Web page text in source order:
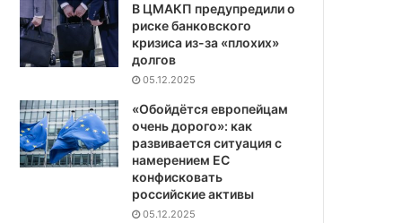
В ЦМАКП предупредили о
риске банковского
кризиса из-за «плохих»
долгов
05.12.2025
«Обойдётся европейцам
очень дорого»: как
развивается ситуация с
намерением ЕС
конфисковать
российские активы
05.12.2025